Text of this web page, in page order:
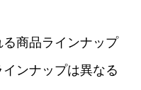
商品ラインナップ
ンナップは異なる